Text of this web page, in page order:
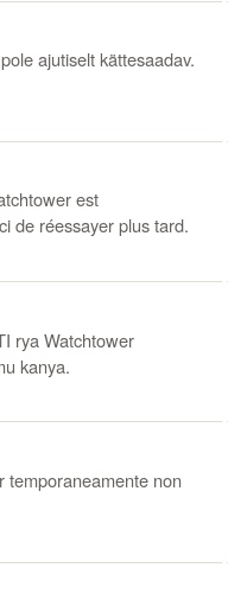
ajutiselt kättesaadav.
est
de réessayer plus tard.
rya Watchtower
kanya.
temporaneamente non